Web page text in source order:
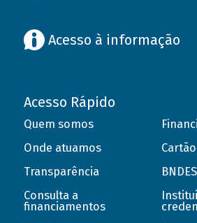
Acesso à informação
Acesso Rápido
Quem somos
Onde atuamos
Transparência
Consulta a
financiamentos